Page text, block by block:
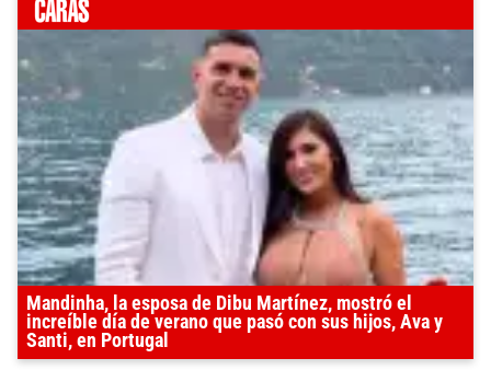
Mandinha, la esposa de Dibu Martínez, mostró el
increíble día de verano que pasó con sus hijos, Ava y
Santi, en Portugal